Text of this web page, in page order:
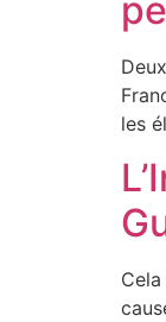
les